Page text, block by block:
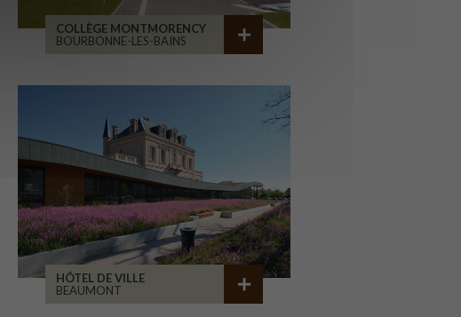
COLLÈGE MONTMORENCY
BOURBONNE-LES-BAINS
HÔTEL DE VILLE
BEAUMONT